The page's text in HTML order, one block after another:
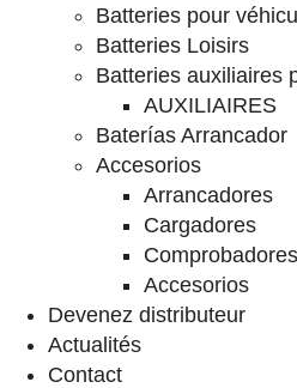
Batteries pour
Batteries Loisirs
Batteries auxiliaires
AUXILIAIRES
Baterías Arrancador
Accesorios
Arrancadores
Cargadores
Comprobadores
Accesorios
Devenez distributeur
Actualités
Contact